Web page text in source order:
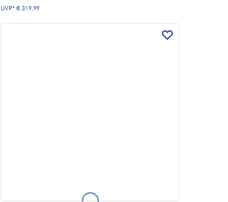
UVP* € 319,99